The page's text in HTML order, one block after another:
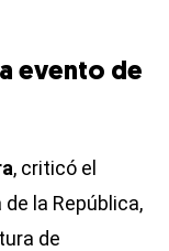
a evento de
, criticó el
la República,
de